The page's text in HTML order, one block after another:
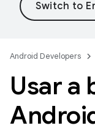
Android Developers
Usar a